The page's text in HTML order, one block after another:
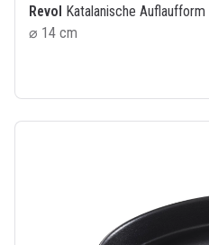
Revol Katalanische Auflaufform
⌀ 14 cm